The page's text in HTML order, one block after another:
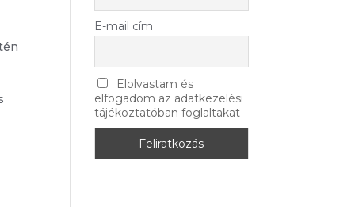
E-mail cím
Elolvastam és
elfogadom az adatkezelési
tájékoztatóban foglaltakat